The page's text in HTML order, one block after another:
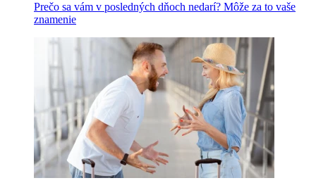
Prečo sa vám v posledných dňoch nedarí? Môže za to vaše
znamenie